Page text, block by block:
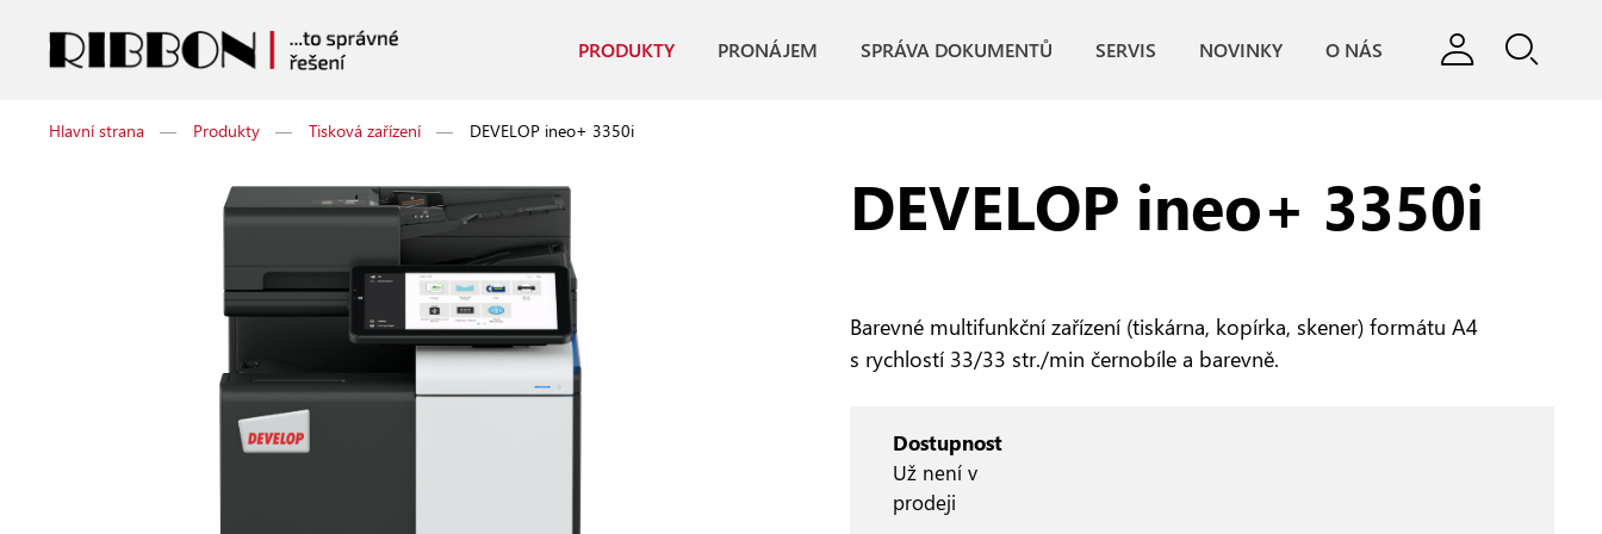
PRODUKTY PRONÁJEM SPRÁVA DOKUMENTŮ SERVIS NOVINKY O NÁS
Hlavní strana — Produkty — Tisková zařízení — DEVELOP ineo+ 3350i
DEVELOP ineo+ 3350i
Barevné multifunkční zařízení (tiskárna, kopírka, skener) formátu A4
s rychlostí 33/33 str./min černobíle a barevně.
Dostupnost
Už není v
prodeji